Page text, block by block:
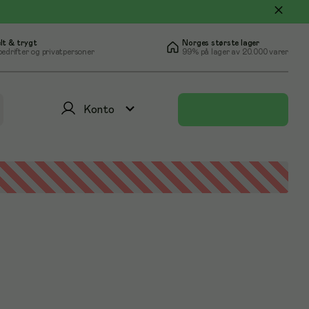
& trygt
og privatpersoner
Norges største lager
99% på lager av 20.000 varer
Konto